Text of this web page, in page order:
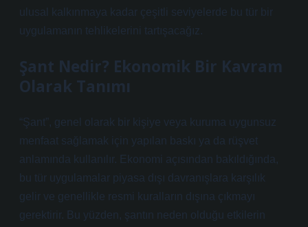
ulusal kalkınmaya kadar çeşitli seviyelerde bu tür bir
uygulamanın tehlikelerini tartışacağız.
Şant Nedir? Ekonomik Bir Kavram
Olarak Tanımı
“Şant”, genel olarak bir kişiye veya kuruma uygunsuz
menfaat sağlamak için yapılan baskı ya da rüşvet
anlamında kullanılır. Ekonomi açısından bakıldığında,
bu tür uygulamalar piyasa dışı davranışlara karşılık
gelir ve genellikle resmi kuralların dışına çıkmayı
gerektirir. Bu yüzden, şantın neden olduğu etkilerin